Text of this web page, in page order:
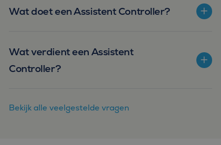
Wat doet een Assistent Controller?
Wat verdient een Assistent
Controller?
Bekijk alle veelgestelde vragen